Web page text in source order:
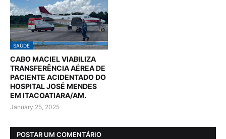
SAÚDE
CABO MACIEL VIABILIZA
TRANSFERÊNCIA AÉREA DE
PACIENTE ACIDENTADO DO
HOSPITAL JOSÉ MENDES
EM ITACOATIARA/AM.
January 25, 2025
POSTAR UM COMENTÁRIO